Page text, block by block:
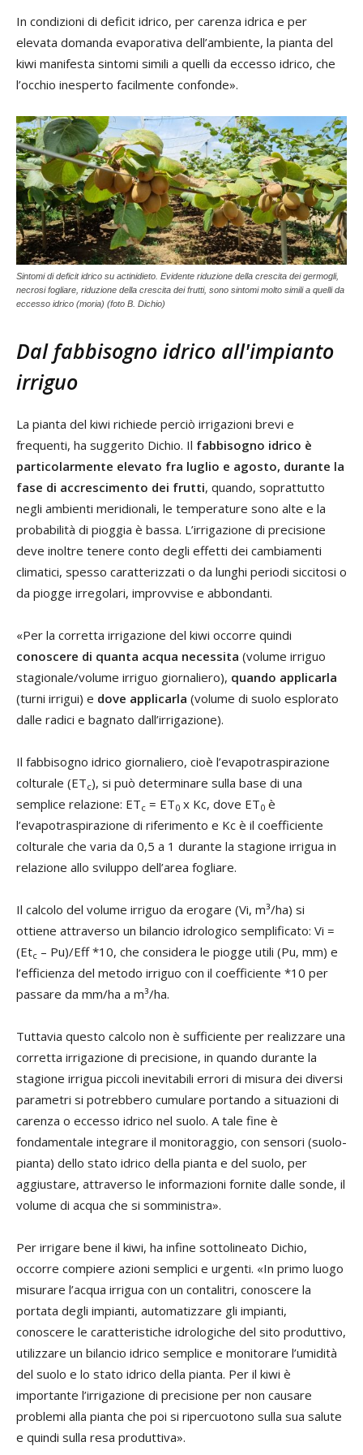
In condizioni di deficit idrico, per carenza idrica e per
elevata domanda evaporativa dell’ambiente, la pianta del
kiwi manifesta sintomi simili a quelli da eccesso idrico, che
l’occhio inesperto facilmente confonde».
Sintomi di deficit idrico su actinidieto. Evidente riduzione della crescita dei germogli,
necrosi fogliare, riduzione della crescita dei frutti, sono sintomi molto simili a quelli da
eccesso idrico (moria) (foto B. Dichio)
Dal fabbisogno idrico all'impianto
irriguo
La pianta del kiwi richiede perciò irrigazioni brevi e
frequenti, ha suggerito Dichio. Il fabbisogno idrico è
particolarmente elevato fra luglio e agosto, durante la
fase di accrescimento dei frutti, quando, soprattutto
negli ambienti meridionali, le temperature sono alte e la
probabilità di pioggia è bassa. L’irrigazione di precisione
deve inoltre tenere conto degli effetti dei cambiamenti
climatici, spesso caratterizzati o da lunghi periodi siccitosi o
da piogge irregolari, improvvise e abbondanti.
«Per la corretta irrigazione del kiwi occorre quindi
conoscere di quanta acqua necessita (volume irriguo
stagionale/volume irriguo giornaliero), quando applicarla
(turni irrigui) e dove applicarla (volume di suolo esplorato
dalle radici e bagnato dall’irrigazione).
Il fabbisogno idrico giornaliero, cioè l’evapotraspirazione
colturale (ETc), si può determinare sulla base di una
semplice relazione: ETc = ET0 x Kc, dove ET0 è
l’evapotraspirazione di riferimento e Kc è il coefficiente
colturale che varia da 0,5 a 1 durante la stagione irrigua in
relazione allo sviluppo dell’area fogliare.
Il calcolo del volume irriguo da erogare (Vi, m³/ha) si
ottiene attraverso un bilancio idrologico semplificato: Vi =
(Etc – Pu)/Eff *10, che considera le piogge utili (Pu, mm) e
l’efficienza del metodo irriguo con il coefficiente *10 per
passare da mm/ha a m³/ha.
Tuttavia questo calcolo non è sufficiente per realizzare una
corretta irrigazione di precisione, in quando durante la
stagione irrigua piccoli inevitabili errori di misura dei diversi
parametri si potrebbero cumulare portando a situazioni di
carenza o eccesso idrico nel suolo. A tale fine è
fondamentale integrare il monitoraggio, con sensori (suolo-
pianta) dello stato idrico della pianta e del suolo, per
aggiustare, attraverso le informazioni fornite dalle sonde, il
volume di acqua che si somministra».
Per irrigare bene il kiwi, ha infine sottolineato Dichio,
occorre compiere azioni semplici e urgenti. «In primo luogo
misurare l’acqua irrigua con un contalitri, conoscere la
portata degli impianti, automatizzare gli impianti,
conoscere le caratteristiche idrologiche del sito produttivo,
utilizzare un bilancio idrico semplice e monitorare l’umidità
del suolo e lo stato idrico della pianta. Per il kiwi è
importante l’irrigazione di precisione per non causare
problemi alla pianta che poi si ripercuotono sulla sua salute
e quindi sulla resa produttiva».